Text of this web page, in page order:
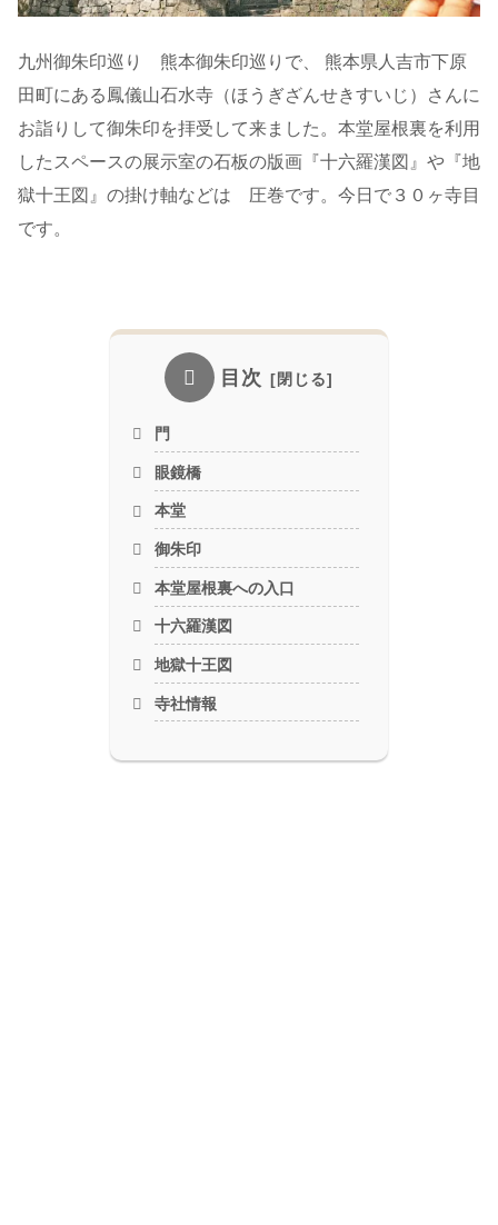
九州御朱印巡り 熊本御朱印巡りで、 熊本県人吉市下原
田町にある鳳儀山石水寺（ほうぎざんせきすいじ）さんに
お詣りして御朱印を拝受して来ました。本堂屋根裏を利用
したスペースの展示室の石板の版画『十六羅漢図』や『地
獄十王図』の掛け軸などは 圧巻です。今日で３０ヶ寺目
です。
目次
門
眼鏡橋
本堂
御朱印
本堂屋根裏への入口
十六羅漢図
地獄十王図
寺社情報